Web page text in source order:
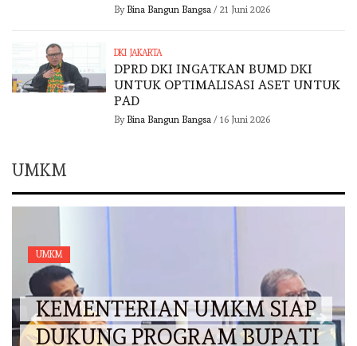
By Bina Bangun Bangsa/ 21 Juni 2026
DKI JAKARTA
DPRD DKI INGATKAN BUMD DKI
UNTUK OPTIMALISASI ASET UNTUK
PAD
By Bina Bangun Bangsa/ 16 Juni 2026
UMKM
UMKM
KEMENTERIAN UMKM SIAP
DUKUNG PROGRAM BUPATI